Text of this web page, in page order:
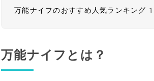
万能ナイフのおすすめ人気ランキン
万能ナイフとは？